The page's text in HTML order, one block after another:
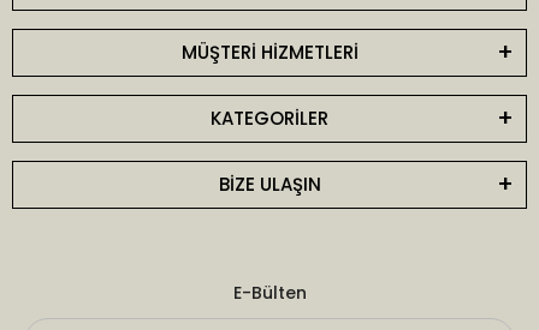
MÜŞTERİ HİZMETLERİ
KATEGORİLER
BİZE ULAŞIN
E-Bülten